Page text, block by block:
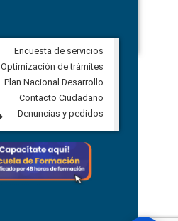
CPCCS convoca a Veeduría
Ciudadana para vigilar el concurso
5 agosto, 2026
Next
Encuesta de servicios
Optimización de trámites
Plan Nacional Desarrollo
Contacto Ciudadano
Denuncias y pedidos